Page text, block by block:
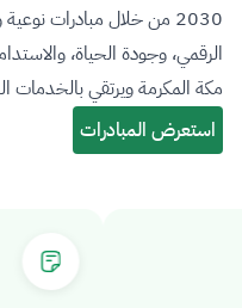
2030 من خلال مبادرات
الرقمي، وجودة الحياة،
مكة المكرمة ويرتقي بالخدمات